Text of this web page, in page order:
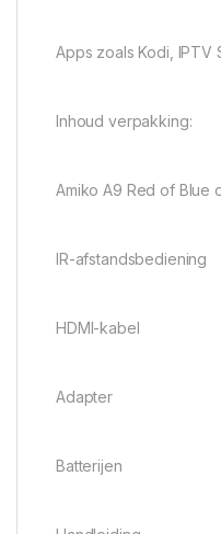
Apps zoals Kodi, IPTV
Inhoud verpakking:
Amiko A9 Red of Blue
IR-afstandsbediening
HDMI-kabel
Adapter
Batterijen